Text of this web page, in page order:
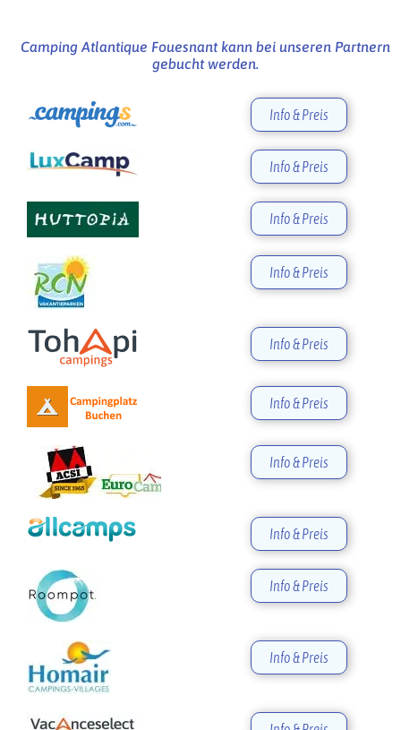
Camping Atlantique Fouesnant kann bei unseren Partnern
gebucht werden.
Info & Preis
Info & Preis
Info & Preis
Info & Preis
Info & Preis
Info & Preis
Info & Preis
Info & Preis
Info & Preis
Info & Preis